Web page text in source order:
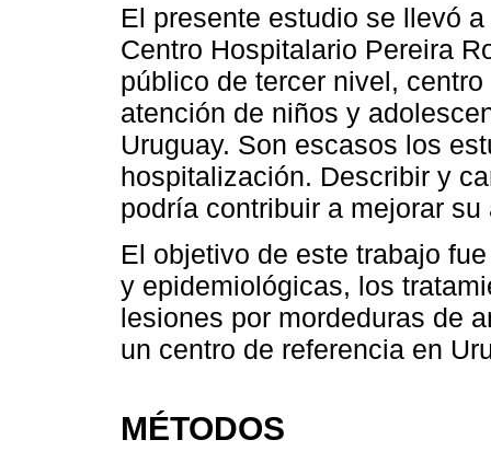
El presente estudio se llevó
Centro Hospitalario Pereira
público de tercer nivel,
atención de niños y
Uruguay. Son escasos los
hospitalización. Describir y
podría contribuir a mejorar su
El objetivo de este trabajo
y epidemiológicas, los
lesiones por mordeduras de
un centro de referencia en
MÉTODOS